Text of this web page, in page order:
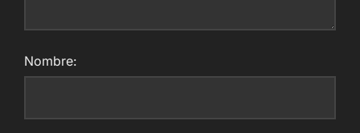
Nombre: